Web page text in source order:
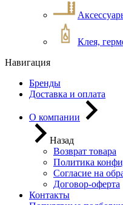
Клея,
Навигация
Бренды
Доставка и оплата
О компании
Назад
Возврат товара
Политика
Согласие на
Договор-оферта
Контакты